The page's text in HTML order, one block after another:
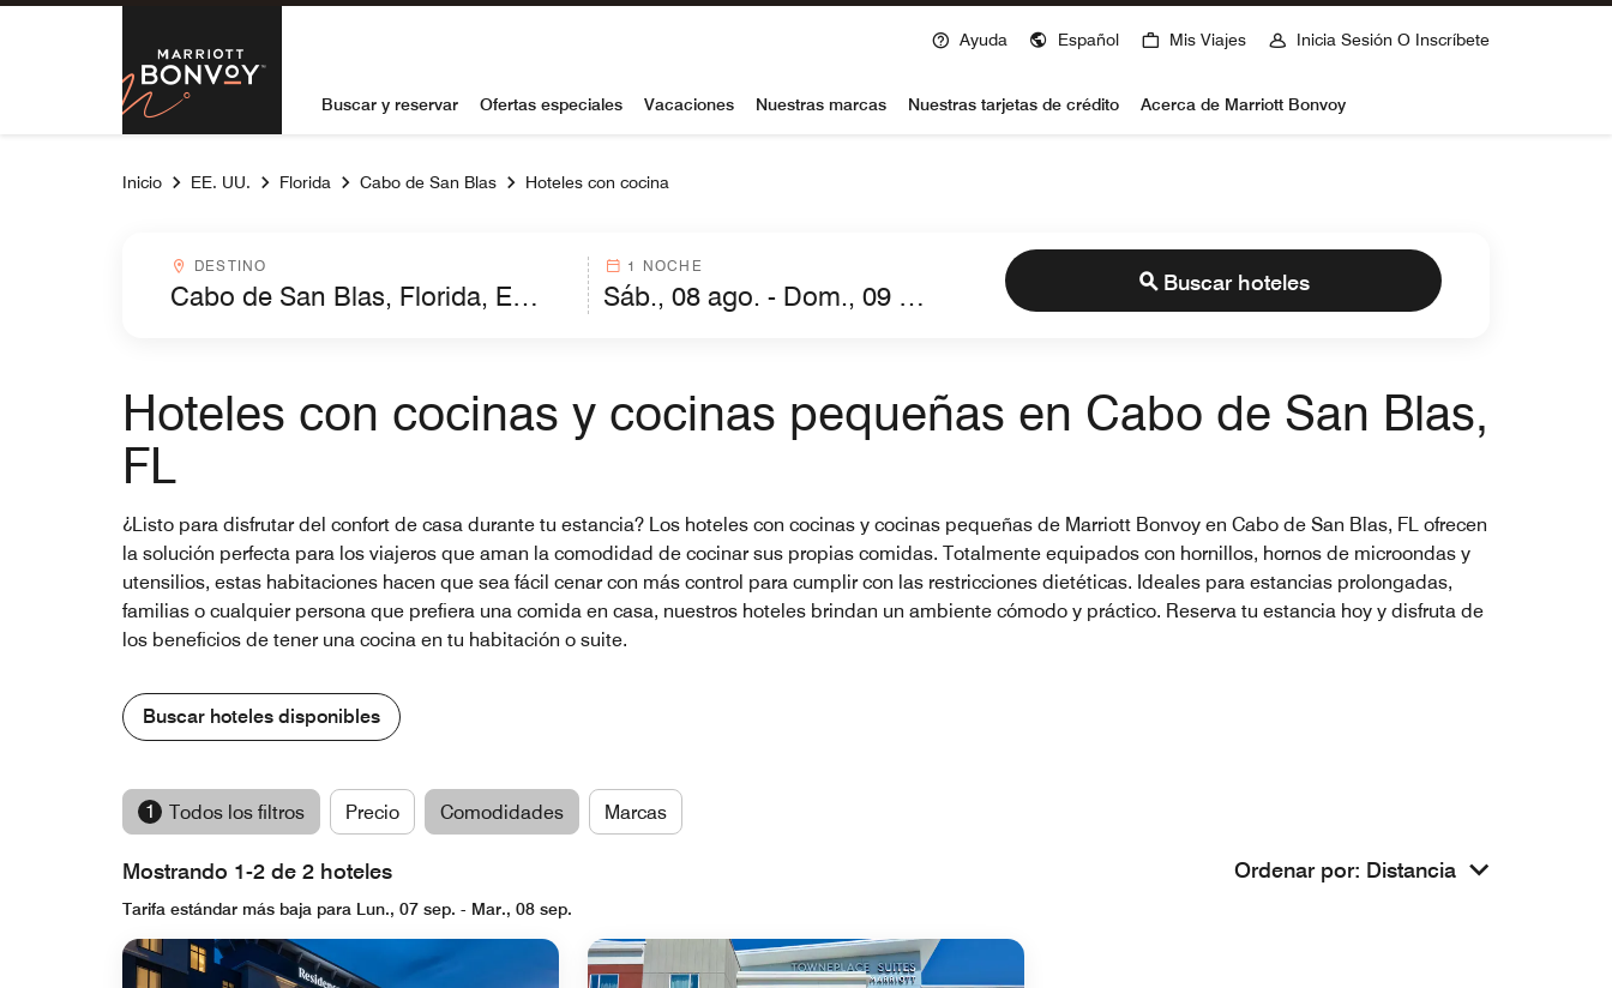
Skip to Content
Marriott Bonvoy
Ayuda Español Mis Viajes Inicia Sesión O Inscríbete
Buscar y reservar Ofertas especiales Vacaciones Nuestras marcas Nuestras tarjetas de crédito Acerca de Marriott Bonvoy
Inicio EE. UU. Florida Cabo de San Blas Hoteles con cocina
Destinocombobox
DESTINO 1 NOCHE
Buscar hoteles
Hoteles con cocinas y cocinas pequeñas en Cabo de San Blas,
FL
¿Listo para disfrutar del confort de casa durante tu estancia? Los hoteles con cocinas y cocinas pequeñas de Marriott Bonvoy en Cabo de San Blas, FL ofrecen
la solución perfecta para los viajeros que aman la comodidad de cocinar sus propias comidas. Totalmente equipados con hornillos, hornos de microondas y
utensilios, estas habitaciones hacen que sea fácil cenar con más control para cumplir con las restricciones dietéticas. Ideales para estancias prolongadas,
familias o cualquier persona que prefiera una comida en casa, nuestros hoteles brindan un ambiente cómodo y práctico. Reserva tu estancia hoy y disfruta de
los beneficios de tener una cocina en tu habitación o suite.
Buscar hoteles disponibles
1 Todos los filtros Precio Comodidades Marcas
Mostrando 1-2 de 2 hoteles Ordenar por: Distancia
Tarifa estándar más baja para Lun., 07 sep. - Mar., 08 sep.